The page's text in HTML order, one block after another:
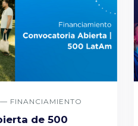
— FINANCIAMIENTO
de 500